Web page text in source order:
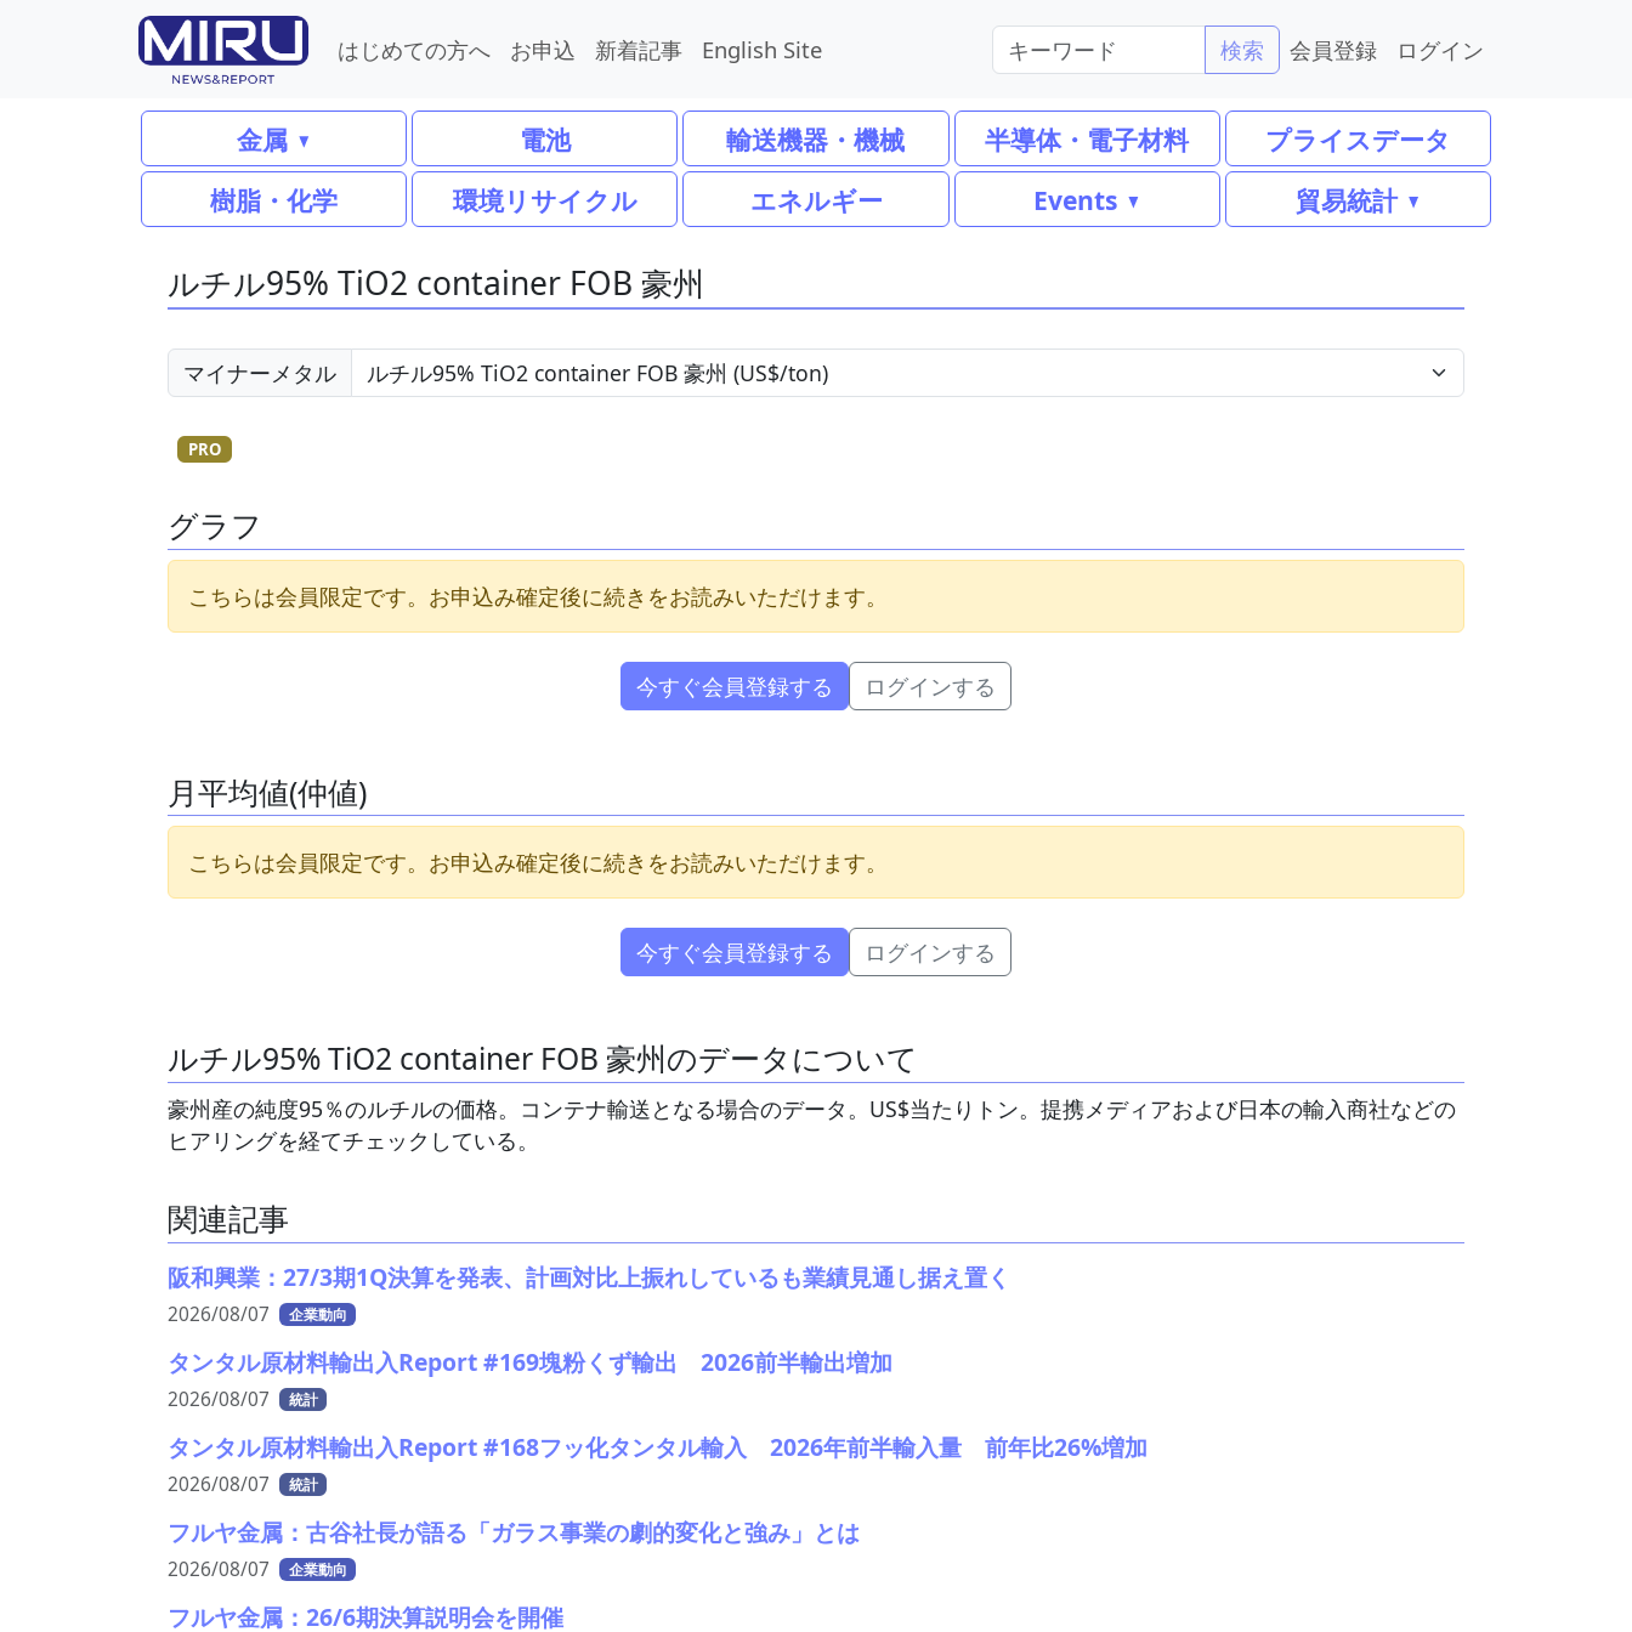
はじめての方へ お申込 新着記事 English Site 検索 会員登録 ログイン
金属 電池 輸送機器・機械 半導体・電子材料
プライスデータ
樹脂・化学
環境リサイクル エネルギー Events 貿易統計
ルチル95% TiO2 container FOB 豪州
マイナーメタル
PRO
グラフ
こちらは会員限定です。お申込み確定後に続きをお読みいただけます。
今すぐ会員登録する ログインする
月平均値(仲値)
こちらは会員限定です。お申込み確定後に続きをお読みいただけます。
今すぐ会員登録する ログインする
ルチル95% TiO2 container FOB 豪州のデータについて
豪州産の純度95％のルチルの価格。コンテナ輸送となる場合のデータ。US$当たりトン。提携メディアおよび日本の輸入商社などの
ヒアリングを経てチェックしている。
関連記事
阪和興業：27/3期1Q決算を発表、計画対比上振れしているも業績見通し据え置く
2026/08/07 企業動向
タンタル原材料輸出入Report #169塊粉くず輸出 2026前半輸出増加
2026/08/07 統計
タンタル原材料輸出入Report #168フッ化タンタル輸入 2026年前半輸入量 前年比26%増加
2026/08/07 統計
フルヤ金属：古谷社長が語る「ガラス事業の劇的変化と強み」とは
2026/08/07 企業動向
フルヤ金属：26/6期決算説明会を開催